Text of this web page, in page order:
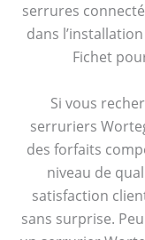
serrures
dans
Fichet
Si vous
serruriers
des forfaits
niveau de
satisfaction
sans surprise.